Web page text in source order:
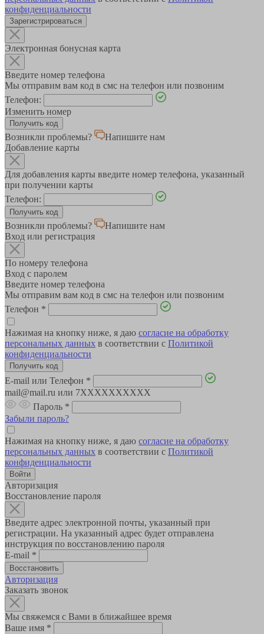
конфиденциальности
Зарегистрироваться
Электронная бонусная карта
Введите номер телефона
Мы отправим вам код в смс на телефон или позвоним
Телефон:
Изменить номер
Возникли проблемы?
Напишите нам
Добавление карты
Для добавления карты введите номер телефона, указанный
при получении карты
Телефон:
Возникли проблемы?
Напишите нам
Вход или регистрация
По номеру телефона
Вход с паролем
Введите номер телефона
Мы отправим вам код в смс на телефон или позвоним
Телефон *
Нажимая на кнопку ниже, я даю согласие на обработку
персональных данных в соответствии с Политикой
конфиденциальности
E-mail или Телефон *
mail@mail.ru или 7XXXXXXXXXX
Пароль *
Забыли пароль?
Нажимая на кнопку ниже, я даю согласие на обработку
персональных данных в соответствии с Политикой
конфиденциальности
Авторизация
Восстановление пароля
Введите адрес электронной почты, указанный при
регистрации. На указанный адрес будет отправлена
инструкция по восстановлению пароля
E-mail *
Авторизация
Заказать звонок
Мы свяжемся с Вами в ближайшее время
Ваше имя *